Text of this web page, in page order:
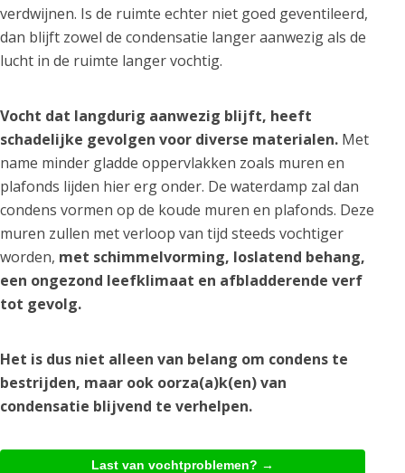
verdwijnen. Is de ruimte echter niet goed geventileerd,
dan blijft zowel de condensatie langer aanwezig als de
lucht in de ruimte langer vochtig.
Vocht dat langdurig aanwezig blijft, heeft
schadelijke gevolgen voor diverse materialen. Met
name minder gladde oppervlakken zoals muren en
plafonds lijden hier erg onder. De waterdamp zal dan
condens vormen op de koude muren en plafonds. Deze
muren zullen met verloop van tijd steeds vochtiger
worden, met schimmelvorming, loslatend behang,
een ongezond leefklimaat en afbladderende verf
tot gevolg.
Het is dus niet alleen van belang om condens te
bestrijden, maar ook oorza(a)k(en) van
condensatie blijvend te verhelpen.
Last van vochtproblemen? →